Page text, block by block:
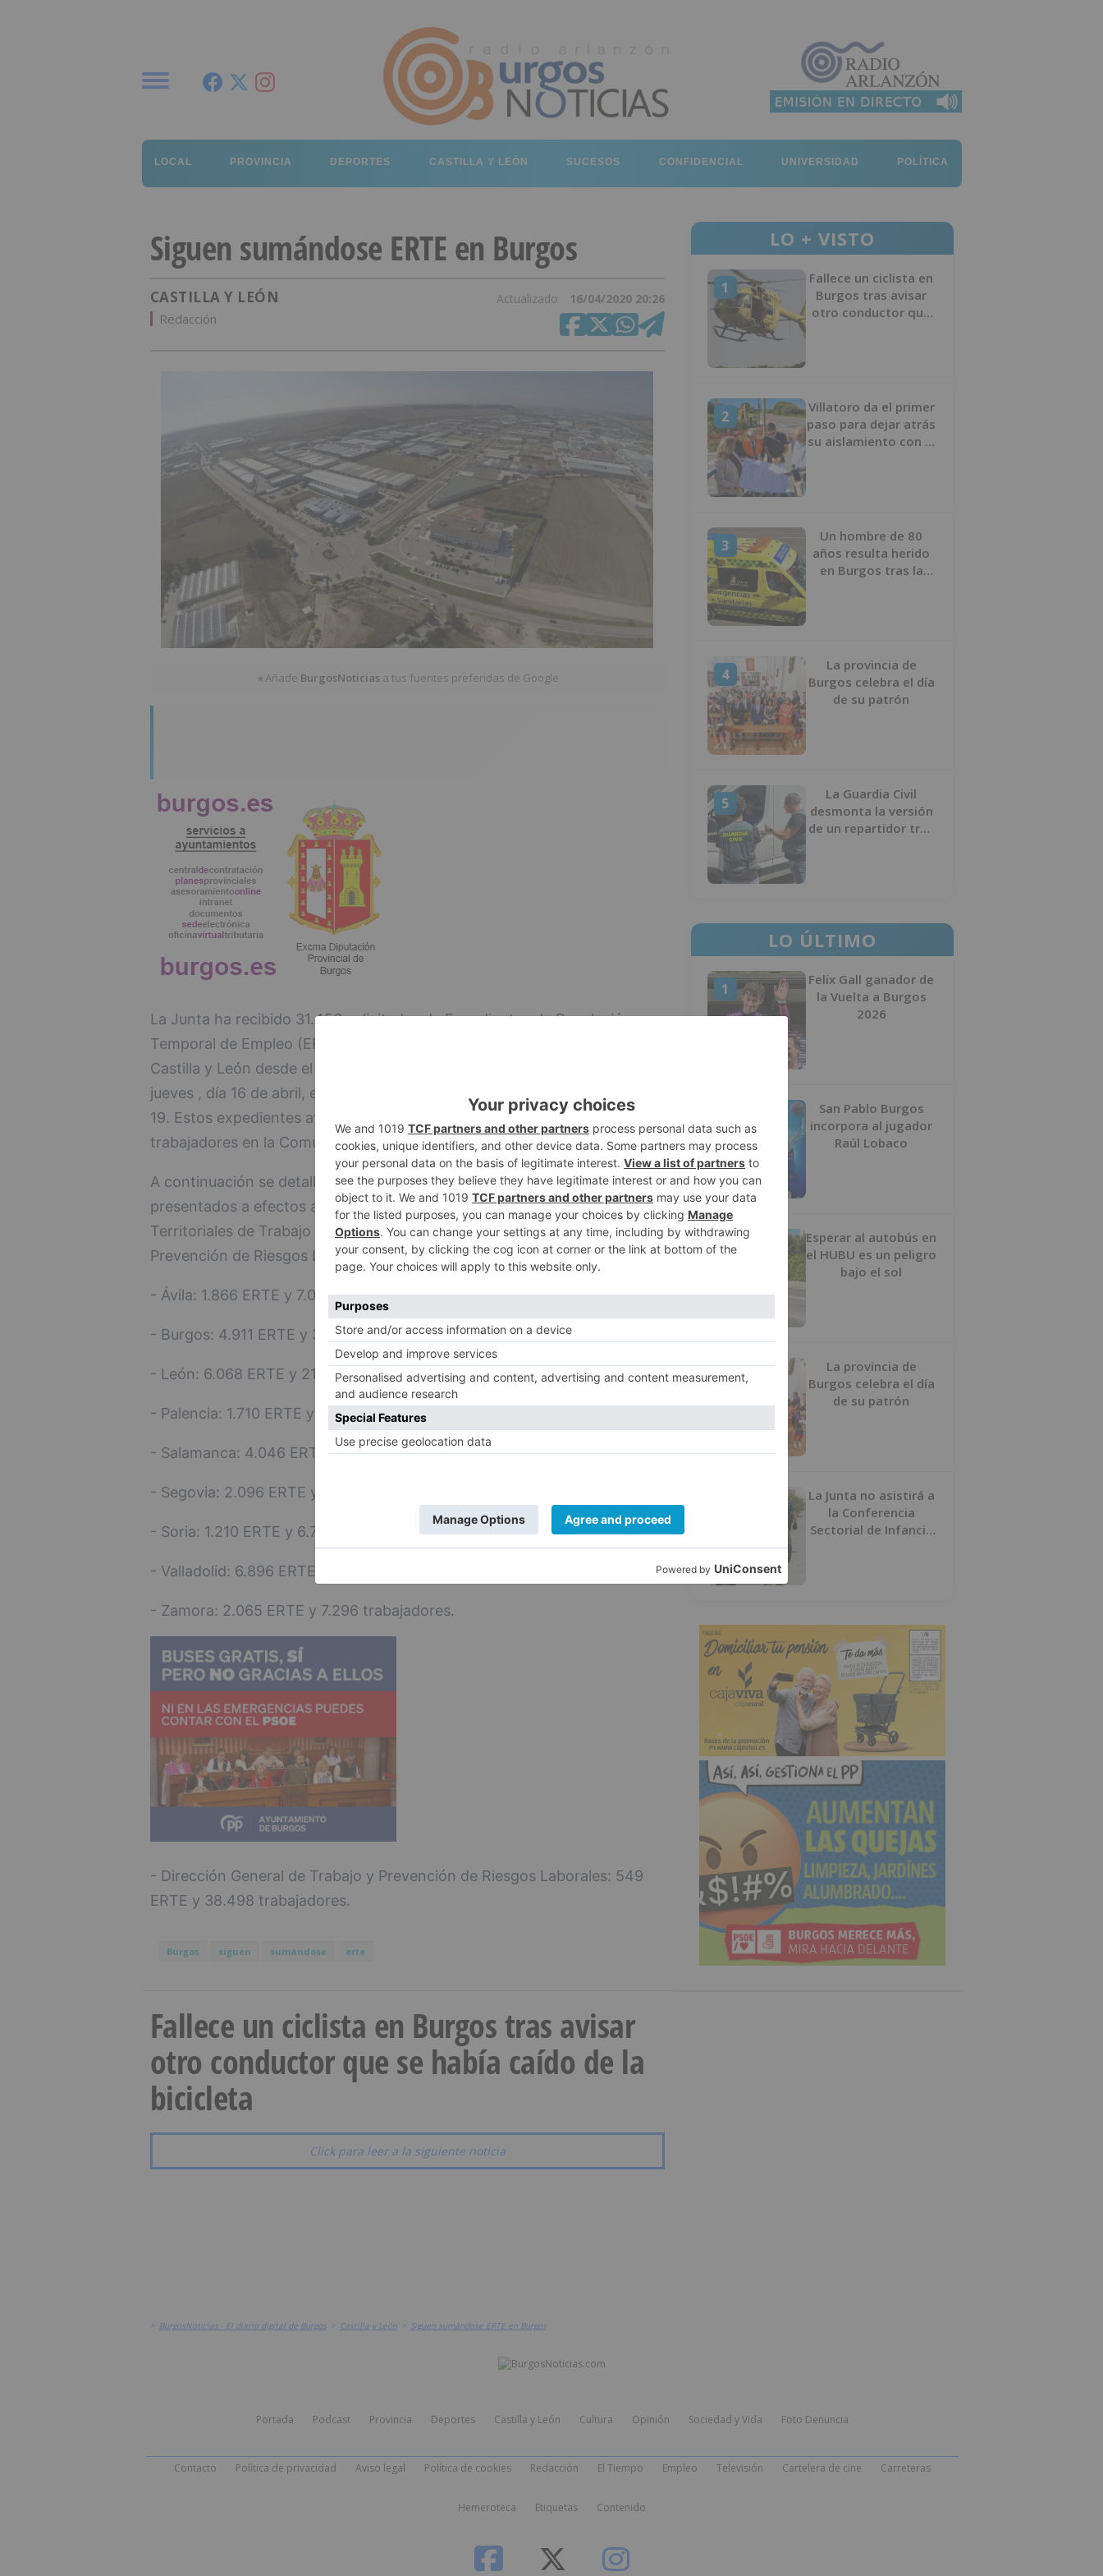
LOCAL PROVINCIA DEPORTES CASTILLA Y LEÓN SUCESOS CONFIDENCIAL UNIVERSIDAD POLÍTICA
Siguen sumándose ERTE en Burgos
CASTILLA Y LEÓN Actualizado 16/04/2020 20:26
Redacción
★Añade BurgosNoticias a tus fuentes preferidas de Google
La Junta ha recibido 31.456 solicitudes de Expedientes de Regulación
Temporal de Empleo (ERTE) de empresas con centro/s de trabajo en
Castilla y León desde el lunes 16 de marzo hasta las 14.00 horas de hoy
jueves , día 16 de abril, en el contexto de la crisis del coronavirus COVID-
19. Estos expedientes afectan a un número potencial de 175.401
trabajadores en la Comunidad.
A continuación se detalla el cómputo de los ERTE que constan como
presentados a efectos administrativos ante las nueve Oficinas
Territoriales de Trabajo (OTT) y la Dirección General de Trabajo y
Prevención de Riesgos Laborales de la Consejería de Empleo e Industria:
- Ávila: 1.866 ERTE y 7.033 trabajadores.
- Burgos: 4.911 ERTE y 32.781 trabajadores.
- León: 6.068 ERTE y 21.111 trabajadores.
- Palencia: 1.710 ERTE y 8.045 trabajadores.
- Salamanca: 4.046 ERTE y 13.158 trabajadores.
- Segovia: 2.096 ERTE y 9.586 trabajadores.
- Soria: 1.210 ERTE y 6.781 trabajadores.
- Valladolid: 6.896 ERTE y 30.560 trabajadores.
- Zamora: 2.065 ERTE y 7.296 trabajadores.
- Dirección General de Trabajo y Prevención de Riesgos Laborales: 549
ERTE y 38.498 trabajadores.
Burgos siguen sumándose erte
LO + VISTO
1
Fallece un ciclista en
Burgos tras avisar
otro conductor que
2
Villatoro da el primer
paso para dejar atrás
su aislamiento con el
3
Un hombre de 80
años resulta herido
en Burgos tras la
4
La provincia de
Burgos celebra el día
de su patrón
5
La Guardia Civil
desmonta la versión
de un repartidor tras
LO ÚLTIMO
1
Felix Gall ganador de
la Vuelta a Burgos
2026
San Pablo Burgos
incorpora al jugador
Raúl Lobaco
3
Esperar al autobús en
el HUBU es un peligro
bajo el sol
4
La provincia de
Burgos celebra el día
de su patrón
La Junta no asistirá a
la Conferencia
Sectorial de Infancia
Fallece un ciclista en Burgos tras avisar
otro conductor que se había caído de la
bicicleta
Click para leer a la siguiente noticia
> BurgosNoticias - El diario digital de Burgos > Castilla y León > Siguen sumándose ERTE en Burgos
Portada Podcast Provincia Deportes Castilla y León Cultura Opinión Sociedad y Vida Foto Denuncia
Contacto Política de privacidad Aviso legal Política de cookies Redacción El Tiempo Empleo Televisión Cartelera de cine Carreteras
Hemeroteca Etiquetas Contenido